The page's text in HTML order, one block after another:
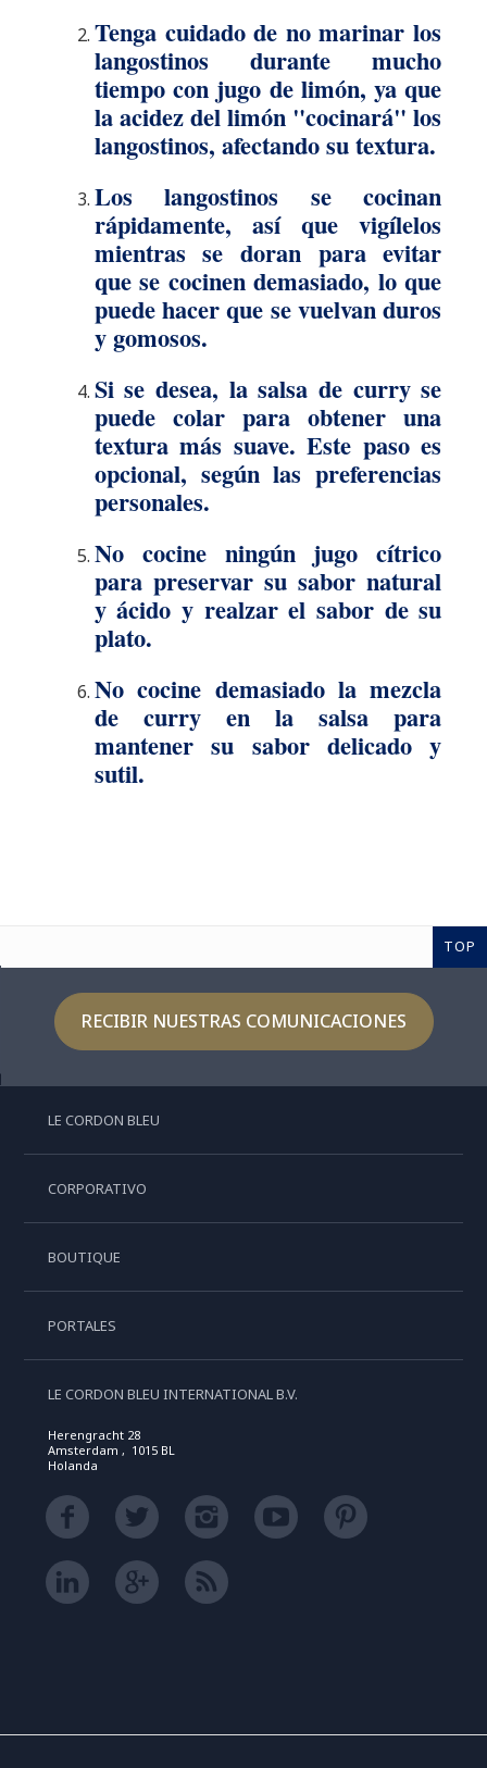
Tenga cuidado de no marinar los
langostinos durante mucho
tiempo con jugo de limón, ya que
la acidez del limón "cocinará" los
langostinos, afectando su textura.
Los langostinos se cocinan
rápidamente, así que vigílelos
mientras se doran para evitar
que se cocinen demasiado, lo que
puede hacer que se vuelvan duros
y gomosos.
Si se desea, la salsa de curry se
puede colar para obtener una
textura más suave. Este paso es
opcional, según las preferencias
personales.
No cocine ningún jugo cítrico
para preservar su sabor natural
y ácido y realzar el sabor de su
plato.
No cocine demasiado la mezcla
de curry en la salsa para
mantener su sabor delicado y
sutil.
TOP
RECIBIR NUESTRAS COMUNICACIONES
LE CORDON BLEU
CORPORATIVO
BOUTIQUE
PORTALES
LE CORDON BLEU INTERNATIONAL B.V.
Herengracht 28
Amsterdam , 1015 BL
Holanda